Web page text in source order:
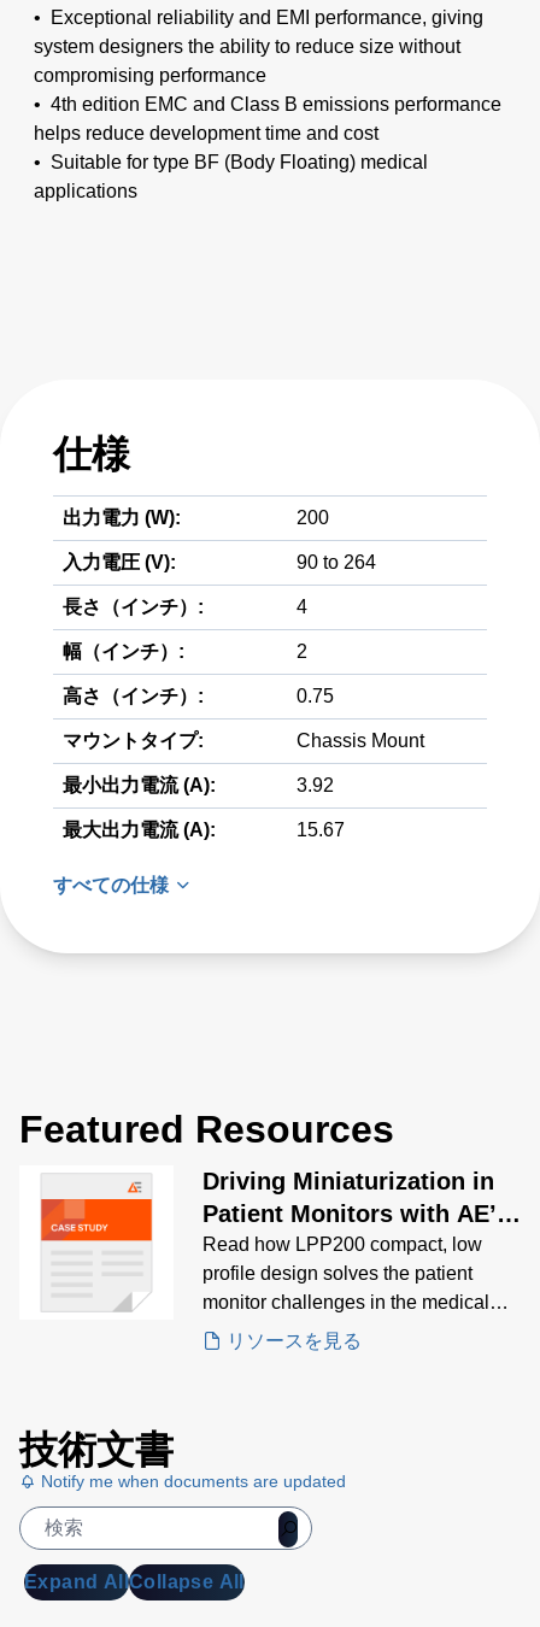
• Exceptional reliability and EMI performance, giving
system designers the ability to reduce size without
compromising performance
• 4th edition EMC and Class B emissions performance
helps reduce development time and cost
• Suitable for type BF (Body Floating) medical
applications
仕様
出力電力 (W): 200
入力電圧 (V): 90 to 264
長さ（インチ）: 4
幅（インチ）: 2
高さ（インチ）: 0.75
マウントタイプ: Chassis Mount
最小出力電流 (A): 3.92
最大出力電流 (A): 15.67
すべての仕様
Featured Resources
Driving Miniaturization in
Patient Monitors with AE’s
Low-Profile LPP200
Read how LPP200 compact, low
profile design solves the patient
monitor challenges in the medical
industry.
リソースを見る
技術文書
Notify me when documents are updated
Expand AllCollapse All